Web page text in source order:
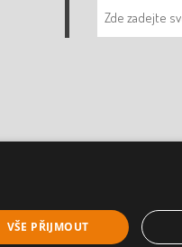
VŠE PŘIJMOUT